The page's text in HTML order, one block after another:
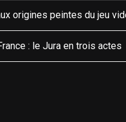
origines peintes du jeu
: le Jura en trois actes